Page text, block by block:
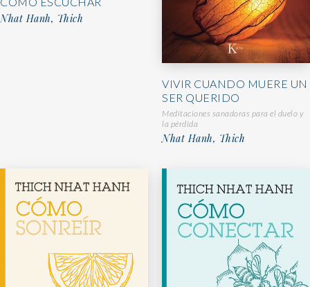
Nhat Hanh, Thich
VIVIR CUANDO MUERE UN
SER QUERIDO
Meditaciones sanadoras para el duelo y
la pérdida
Nhat Hanh, Thich